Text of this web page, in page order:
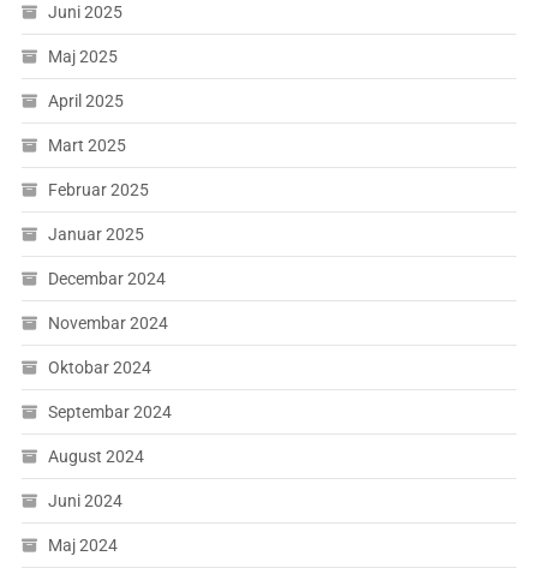
Juni 2025
Maj 2025
April 2025
Mart 2025
Februar 2025
Januar 2025
Decembar 2024
Novembar 2024
Oktobar 2024
Septembar 2024
August 2024
Juni 2024
Maj 2024